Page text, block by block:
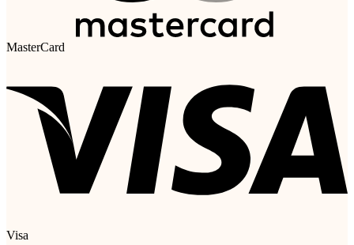
MasterCard
Visa